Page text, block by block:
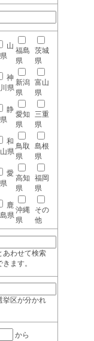
山
福島
県
茨城
県
神
県
新潟
県
富山
県
静
愛知
県
三重
県
和
県
鳥取
県
島根
県
愛
高知
県
福岡
県
鹿
県
沖縄
県
その
他
あわせて検索
ます。
挙区が分かれ
から